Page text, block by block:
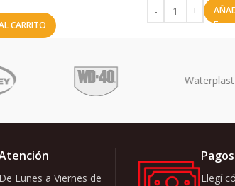
CARRITO
De Lunes a Viernes de
Pagos
Elegí